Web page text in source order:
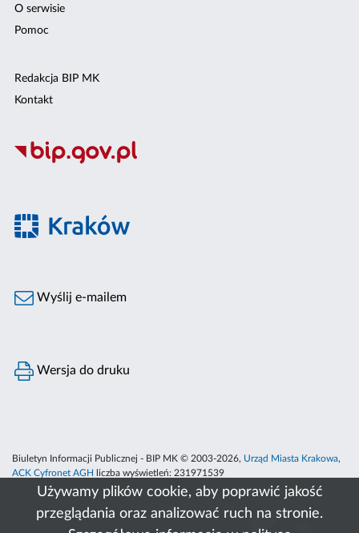
Używamy plików cookie, aby poprawić jakość
przeglądania oraz analizować ruch na stronie.
O serwisie
Pomoc
Redakcja BIP MK
Kontakt
Wyślij e-mailem
Wersja do druku
Biuletyn Informacji Publicznej - BIP MK © 2003-2026, Urząd Miasta Krakowa,
ACK Cyfronet AGH
liczba wyświetleń: 231971539